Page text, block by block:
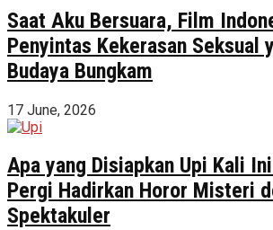
Saat Aku Bersuara, Film
Penyintas Kekerasan Seksual
Budaya Bungkam
17 June, 2026
Apa yang Disiapkan Upi Kali
Pergi Hadirkan Horor Misteri
Spektakuler